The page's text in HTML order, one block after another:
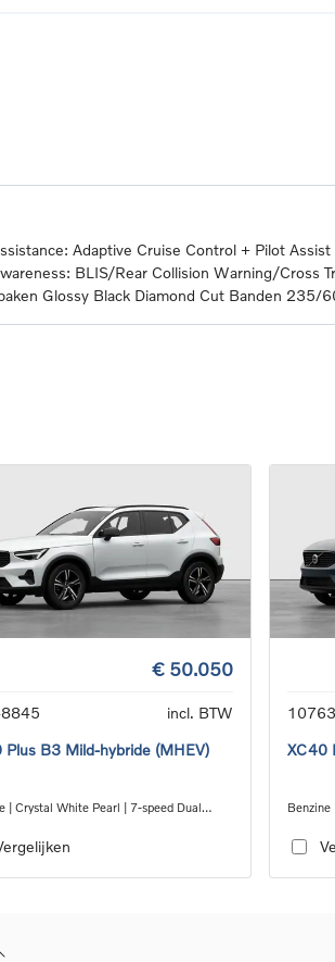
Adaptive Cruise Control + Pilot Assist
BLIS/Rear Collision Warning/Cross
Glossy Black Diamond Cut Banden 235/
€ 50.050
incl. BTW
Plus B3 Mild-hybride (MHEV)
| Crystal White Pearl | 7-speed Dual
XC40